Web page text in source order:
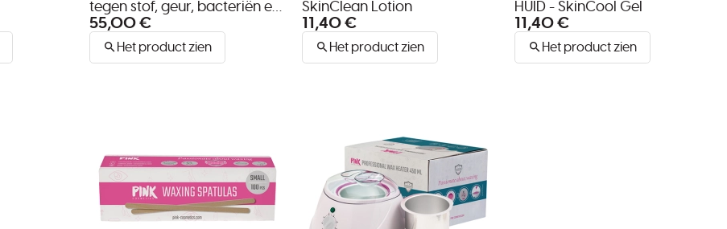
tegen stof, geur, bacteriën en
virussen
55,00 €
Het product zien
SkinClean Lotion
11,40 €
Het product zien
HUID - SkinCool Gel
11,40 €
Het product zien